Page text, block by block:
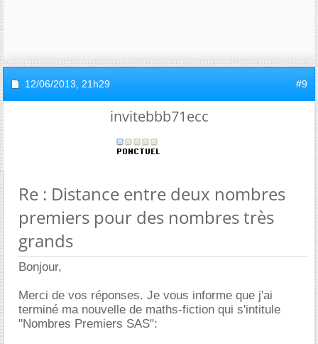
12/06/2013, 21h29 #9
invitebbb71ecc
Re : Distance entre deux nombres
premiers pour des nombres très
grands
Bonjour,
Merci de vos réponses. Je vous informe que j'ai
terminé ma nouvelle de maths-fiction qui s'intitule
"Nombres Premiers SAS":